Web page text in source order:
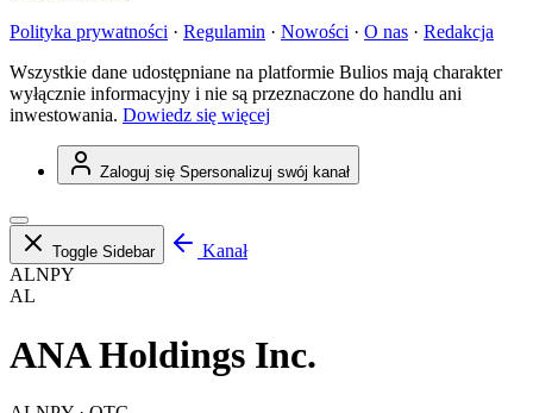
Polityka prywatności · Regulamin · Nowości · O nas · Redakcja
Wszystkie dane udostępniane na platformie Bulios mają charakter
wyłącznie informacyjny i nie są przeznaczone do handlu ani
inwestowania. Dowiedz się więcej
Zaloguj się Spersonalizuj swój kanał
Toggle Sidebar
Kanał
ALNPY
AL
ANA Holdings Inc.